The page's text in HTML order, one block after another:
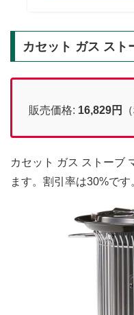
カセット ガス スト
販売価格: 16,829円
カセット ガス ストーブ
ます。割引率は30%です